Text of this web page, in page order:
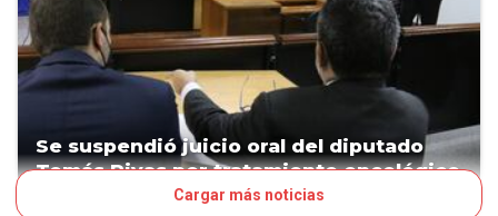
Se suspendió juicio oral del diputado
Tomás Rivas por tratamiento oncológico
Cargar más noticias